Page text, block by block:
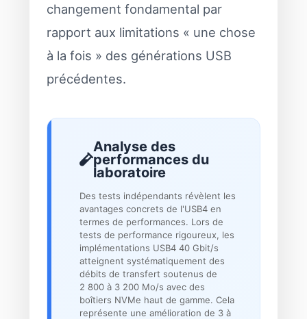
changement fondamental par
rapport aux limitations « une chose
à la fois » des générations USB
précédentes.
Analyse des
performances du
laboratoire
Des tests indépendants révèlent les
avantages concrets de l'USB4 en
termes de performances. Lors de
tests de performance rigoureux, les
implémentations USB4 40 Gbit/s
atteignent systématiquement des
débits de transfert soutenus de
2 800 à 3 200 Mo/s avec des
boîtiers NVMe haut de gamme. Cela
représente une amélioration de 3 à